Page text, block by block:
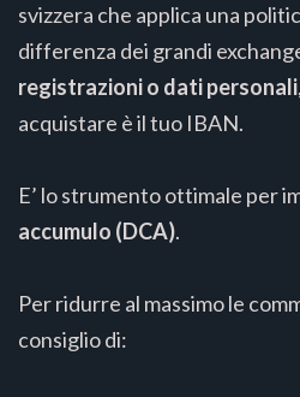
svizzera che applica una
differenza dei grandi
registrazioni o dati personali
acquistare è il tuo IBAN.
E’ lo strumento ottimale per
accumulo (DCA).
Per ridurre al massimo le
consiglio di: